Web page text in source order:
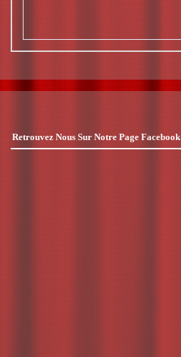
Retrouvez Nous Sur Notre Page Facebook